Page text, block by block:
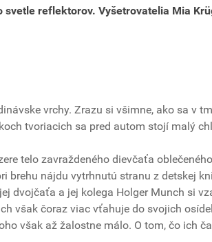
reflektorov. Vyšetrovatelia Mia
vrchy. Zrazu si všimne, ako sa v
tvoriacich sa pred autom stojí malý
telo zavraždeného dievčaťa
brehu nájdu vytrhnutú stranu z detskej
dvojčaťa a jej kolega Holger Munch si
však čoraz viac vťahuje do svojich
však až žalostne málo. O tom, čo ich